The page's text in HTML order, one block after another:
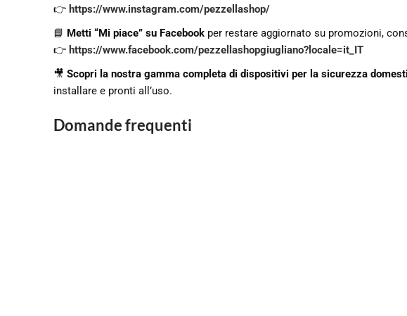
👉 https://www.instagram.com/pezzellashop/
📘 Metti “Mi piace” su Facebook per restare aggiornato su promozioni,
👉 https://www.facebook.com/pezzellashopgiugliano?locale=it_IT
🎥 Scopri la nostra gamma completa di dispositivi per la sicurezza
installare e pronti all’uso.
Domande frequenti